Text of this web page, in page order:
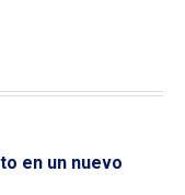
en un nuevo